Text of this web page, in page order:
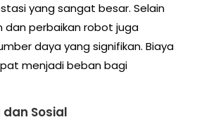
yang sangat besar. Selain
dan perbaikan robot juga
daya yang signifikan. Biaya
menjadi beban bagi
Sosial